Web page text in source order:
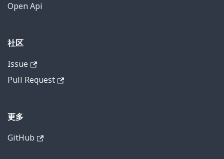
Open Api
社区
Issue
Pull Request
更多
GitHub